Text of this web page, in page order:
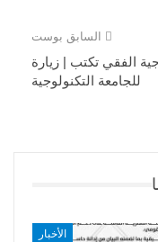
السابق بوست
الفقي تكتب | زيارة
للجامعة التكنولوجية
الأخبار